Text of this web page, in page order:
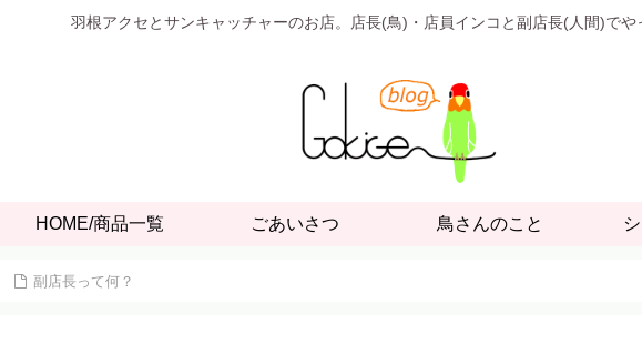
羽根アクセとサンキャッチャーのお店。店長(鳥)・店員インコと副店長(人間)でや
HOME/商品一覧 ごあいさつ 鳥さんのこと
副店長って何？